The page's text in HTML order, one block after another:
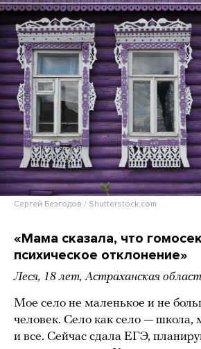
Сергей Безгодов / Shutterstock.com
«Мама сказала, что
психическое отклонение»
Леся, 18 лет, Астраханская
Мое село не маленькое и не
человек. Село как село — школа,
и все. Сейчас сдала ЕГЭ,